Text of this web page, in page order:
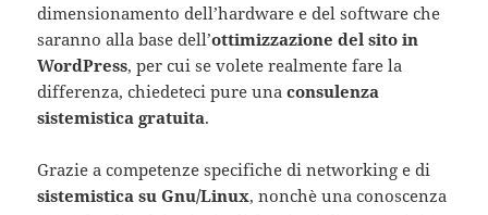
dimensionamento dell’hardware e del software che
saranno alla base dell’ottimizzazione del sito in
WordPress, per cui se volete realmente fare la
differenza, chiedeteci pure unaconsulenza
sistemistica gratuita.
Grazie a competenze specifiche di networking e di
sistemistica su Gnu/Linux, nonchè una conoscenza